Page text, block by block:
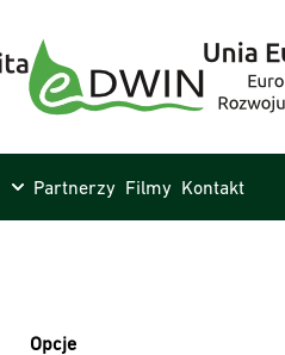
Partnerzy Filmy Kontakt
Opcje